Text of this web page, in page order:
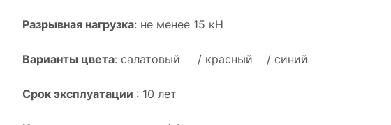
Разрывная нагрузка: не менее 15 кН
Варианты цвета: салатовый / красный / синий
Срок эксплуатации : 10 лет